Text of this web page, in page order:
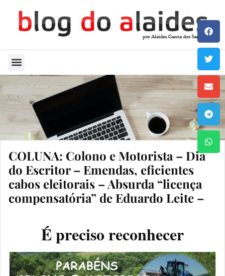
COLUNA: Colono e Motorista – Dia
do Escritor – Emendas, eficientes
cabos eleitorais – Absurda “licença
compensatória” de Eduardo Leite –
É preciso reconhecer